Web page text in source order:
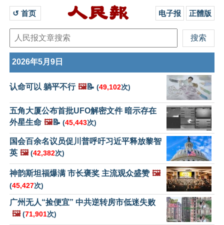
↺ 首页 电子报 正體版
2026年5月9日
认命可以 躺平不行 🖼️📝 (49,102次)
五角大厦公布首批UFO解密文件 暗示存在
外星生命 🖼️📝 (45,443次)
国会百余名议员促川普呼吁习近平释放黎智
英 🖼️ (42,382次)
神韵斯坦福爆满 市长褒奖 主流观众盛赞 🖼️
(45,427次)
广州无人“捡便宜” 中共逆转房市低迷失败
🖼️ (71,901次)